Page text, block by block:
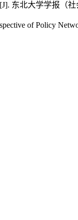
北大学学报（社
of Policy